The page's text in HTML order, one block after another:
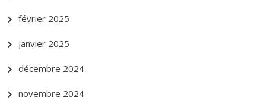
février 2025
janvier 2025
décembre 2024
novembre 2024